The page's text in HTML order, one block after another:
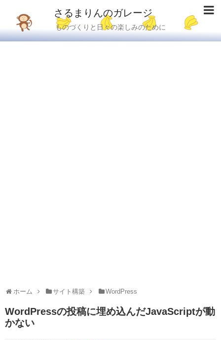
さるまりんのガレージ
ものづくりと日々の楽しみのために
ホーム サイト構築 WordPress
WordPressの投稿に埋め込んだJavaScriptが動
かない